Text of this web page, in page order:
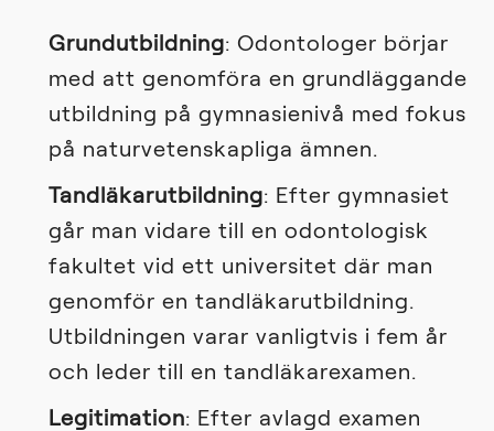
Grundutbildning: Odontologer börjar
med att genomföra en grundläggande
utbildning på gymnasienivå med fokus
på naturvetenskapliga ämnen.
Tandläkarutbildning: Efter gymnasiet
går man vidare till en odontologisk
fakultet vid ett universitet där man
genomför en tandläkarutbildning.
Utbildningen varar vanligtvis i fem år
och leder till en tandläkarexamen.
Legitimation: Efter avlagd examen